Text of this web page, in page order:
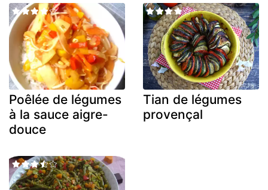
Poêlée de légumes
à la sauce aigre-
douce
Tian de légumes
provençal